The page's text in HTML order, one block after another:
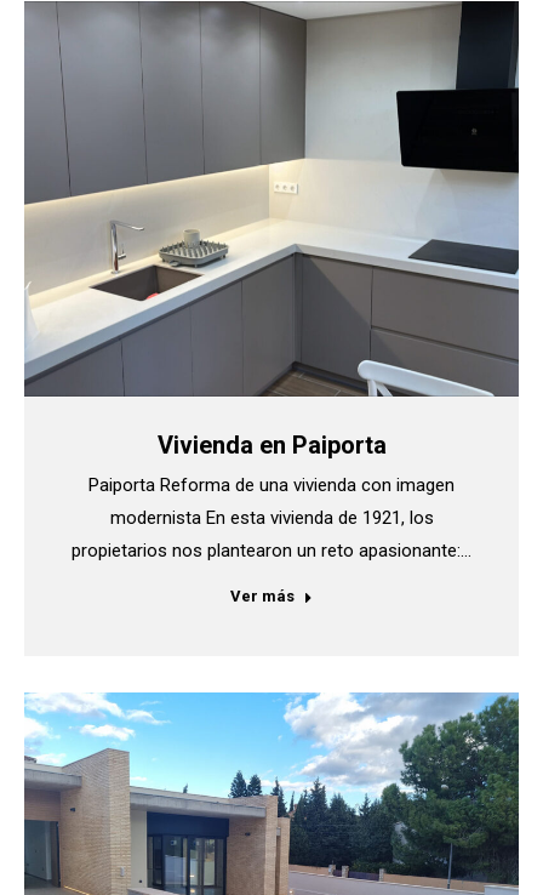
Vivienda en Paiporta
Paiporta Reforma de una vivienda con imagen
modernista En esta vivienda de 1921, los
propietarios nos plantearon un reto apasionante:…
Ver más